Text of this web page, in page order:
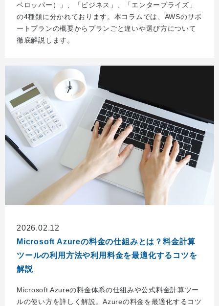
ベロッパー）」、「ビジネス」、「エンタープライズ」
の4種類に分かれております。本コラムでは、AWSのサポ
ートプランの概要からプランごと違いや選び方について
徹底解説します。
2026.02.12
Microsoft Azureの料金の仕組みとは？料金計算
ツールの利用方法や利用料金を最適化するコツを
解説
Microsoft Azureの料金体系の仕組みや公式料金計算ツー
ルの使い方を詳しく解説。Azureの料金を最適化するコツ